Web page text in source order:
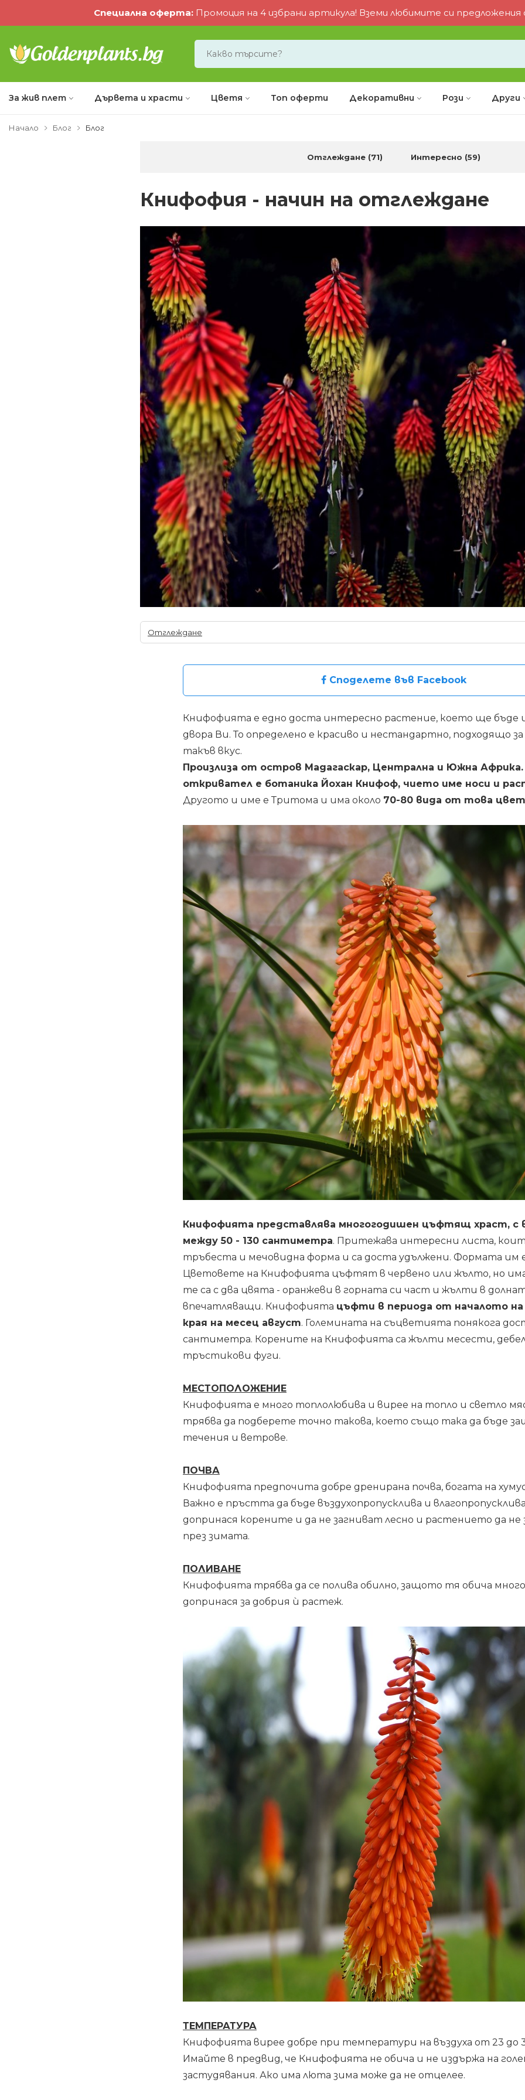
Специална оферта: Промоция на 4 избрани артикула! Вземи любимите си предложения
За жив плет Дървета и храсти Цветя Топ оферти Декоративни Рози Други
Начало Блог Блог
Отглеждане (71) Интересно (59)
Книфофия - начин на отглеждане
Отглеждане
Споделете във Facebook
Книфофията е едно доста интересно растение, което ще бъде
двора Ви. То определено е красиво и нестандартно, подходящо
такъв вкус.
Произлиза от остров Мадагаскар, Централна и Южна
откривател е ботаника Йохан Книфоф, чието име носи и
Другото и име е Тритома и има около 70-80 вида от това
Книфофията представлява многогодишен цъфтящ храст, с
между 50 - 130 сантиметра. Притежава интересни листа,
тръбеста и мечовидна форма и са доста удължени. Формата им
Цветовете на Книфофията цъфтят в червено или жълто, но има
те са с два цвята - оранжеви в горната си част и жълти в
впечатляващи. Книфофията цъфти в периода от началото
края на месец август. Големината на съцветията понякога
сантиметра. Корените на Книфофията са жълти месести,
тръстикови фуги.
МЕСТОПОЛОЖЕНИЕ
Книфофията е много топлолюбива и вирее на топло и светло
трябва да подберете точно такова, което също така да бъде
течения и ветрове.
ПОЧВА
Книфофията предпочита добре дренирана почва, богата на
Важно е пръстта да бъде въздухопропусклива и
допринася корените и да не загниват лесно и растението да не
през зимата.
ПОЛИВАНЕ
Книфофията трябва да се полива обилно, защото тя обича
допринася за добрия ѝ растеж.
ТЕМПЕРАТУРА
Книфофията вирее добре при температури на въздуха от 23 до
Имайте в предвид, че Книфофията не обича и не издържа на
застудявания. Ако има люта зима може да не отцелее.